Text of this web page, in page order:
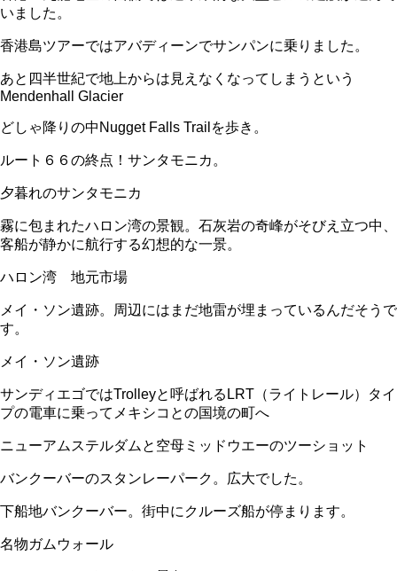
いました。
香港島ツアーではアバディーンでサンパンに乗りました。
あと四半世紀で地上からは見えなくなってしまうという
Mendenhall Glacier
どしゃ降りの中Nugget Falls Trailを歩き。
ルート６６の終点！サンタモニカ。
夕暮れのサンタモニカ
霧に包まれたハロン湾の景観。石灰岩の奇峰がそびえ立つ中、
客船が静かに航行する幻想的な一景。
ハロン湾 地元市場
メイ・ソン遺跡。周辺にはまだ地雷が埋まっているんだそうで
す。
メイ・ソン遺跡
サンディエゴではTrolleyと呼ばれるLRT（ライトレール）タイ
プの電車に乗ってメキシコとの国境の町へ
ニューアムステルダムと空母ミッドウエーのツーショット
バンクーバーのスタンレーパーク。広大でした。
下船地バンクーバー。街中にクルーズ船が停まります。
名物ガムウォール